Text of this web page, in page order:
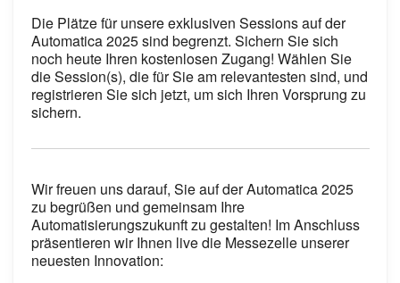
Die Plätze für unsere exklusiven Sessions auf der
Automatica 2025 sind begrenzt. Sichern Sie sich
noch heute Ihren kostenlosen Zugang! Wählen Sie
die Session(s), die für Sie am relevantesten sind, und
registrieren Sie sich jetzt, um sich Ihren Vorsprung zu
sichern.
Wir freuen uns darauf, Sie auf der Automatica 2025
zu begrüßen und gemeinsam Ihre
Automatisierungszukunft zu gestalten! Im Anschluss
präsentieren wir Ihnen live die Messezelle unserer
neuesten Innovation: